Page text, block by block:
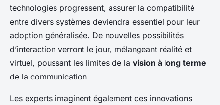
technologies progressent, assurer la compatibilité
entre divers systèmes deviendra essentiel pour leur
adoption généralisée. De nouvelles possibilités
d’interaction verront le jour, mélangeant réalité et
virtuel, poussant les limites de la vision à long terme
de la communication.
Les experts imaginent également des innovations